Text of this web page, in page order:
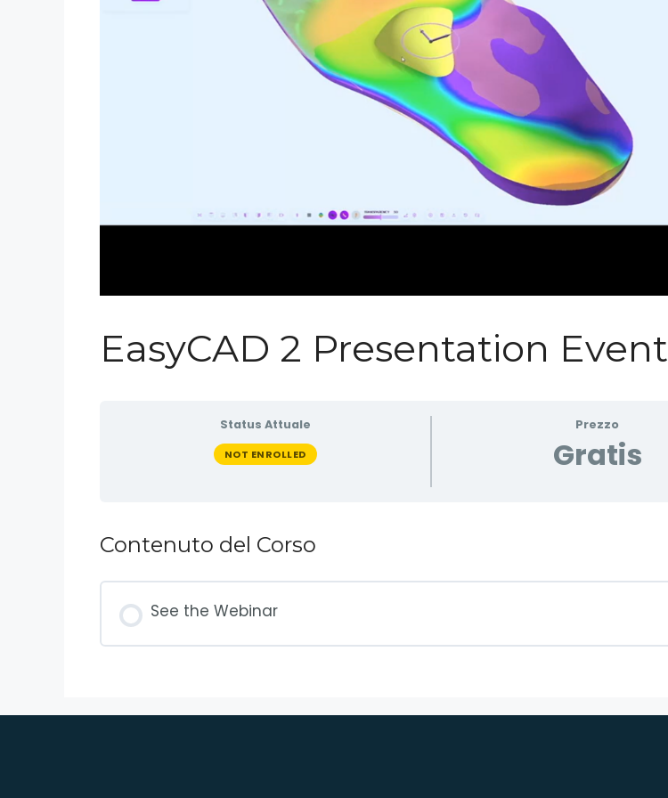
EasyCAD 2 Presentation Event
Status Attuale
NOT ENROLLED
Prezzo
Gratis
Contenuto del Corso
See the Webinar